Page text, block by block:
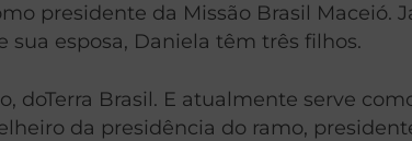
presidente da Missão Brasil Maceió.
sua esposa, Daniela têm três filhos.
doTerra Brasil. E atualmente serve
da presidência do ramo,